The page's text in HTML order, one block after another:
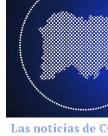
Las noticias de